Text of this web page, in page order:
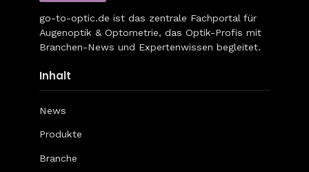
go-to-optic.de ist das zentrale Fachportal für
Augenoptik & Optometrie, das Optik-Profis mit
Branchen-News und Expertenwissen begleitet.
Inhalt
News
Produkte
Branche